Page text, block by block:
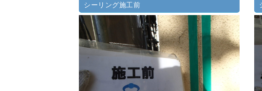
シーリング施工前